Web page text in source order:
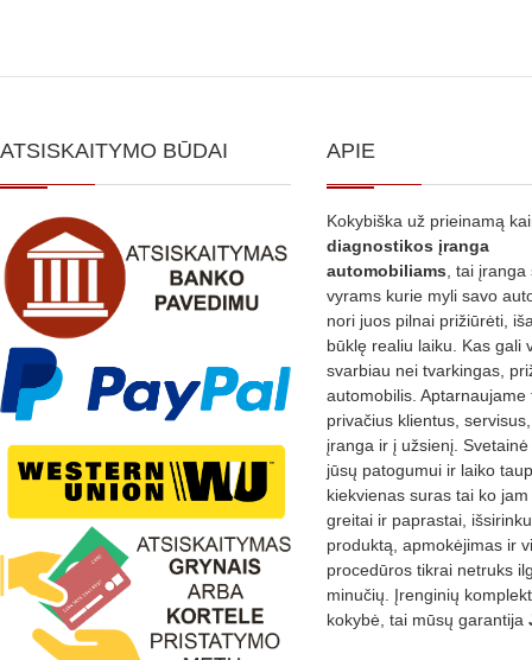
ATSISKAITYMO BŪDAI APIE
Kokybiška už prieinamą
diagnostikos įranga
automobiliams , tai
vyrams kurie myli savo
nori juos pilnai prižiūrėti,
būklę realiu laiku. Kas gali
svarbiau nei tvarkingas,
automobilis. Aptarnaujame
privačius klientus,
įranga ir į užsienį.
jūsų patogumui ir laiko
kiekvienas suras tai ko
greitai ir paprastai,
produktą, apmokėjimas ir
procedūros tikrai netruks
minučių. Įrenginių
kokybė, tai mūsų garantija